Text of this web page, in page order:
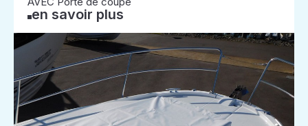
en savoir plus